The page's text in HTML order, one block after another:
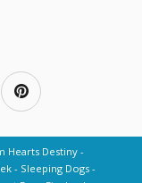
Hearts Destiny
Sleeping Dogs